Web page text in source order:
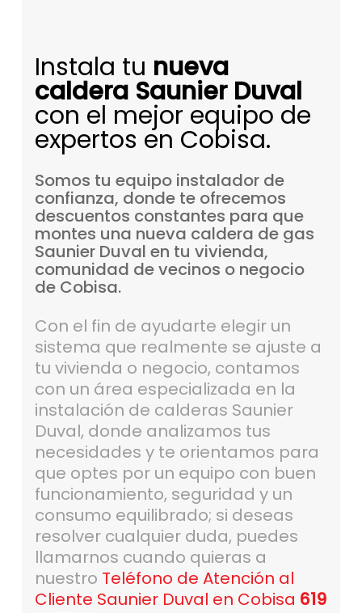
Instala tu nueva
caldera Saunier Duval
con el mejor equipo de
expertos en Cobisa.
Somos tu equipo instalador de
confianza, donde te ofrecemos
descuentos constantes para que
montes una nueva caldera de gas
Saunier Duval en tu vivienda,
comunidad devecinos o negocio
de Cobisa.
Con el fin de ayudarte elegir un
sistema que realmente se ajuste a
tu vivienda o negocio, contamos
con un área especializada en la
instalación de calderas Saunier
Duval, donde analizamos tus
necesidades y te orientamos para
que optes por un equipo con buen
funcionamiento, seguridad y un
consumo equilibrado; si deseas
resolver cualquier duda, puedes
llamarnos cuando quieras a
nuestro Teléfono de Atención al
Cliente Saunier Duval en Cobisa 619